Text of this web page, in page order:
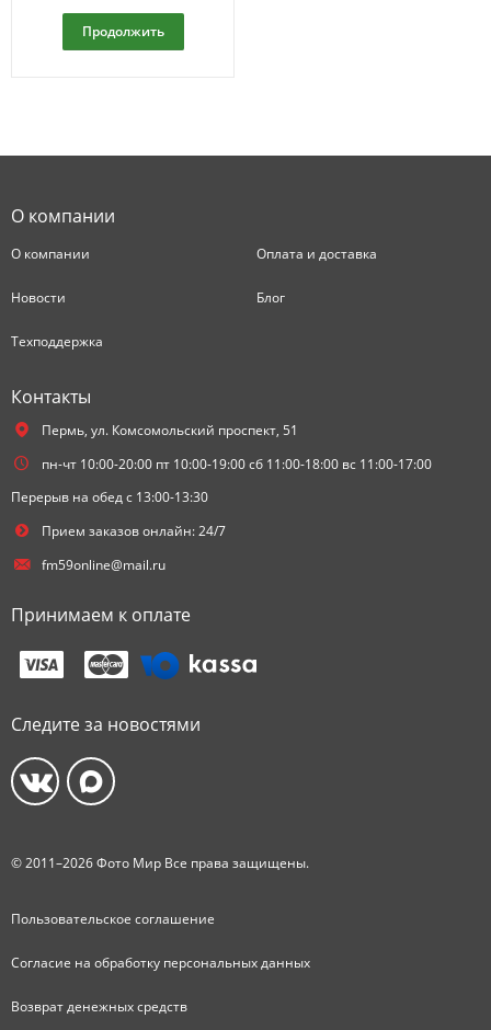
Продолжить
О компании
О компании Оплата и доставка
Новости Блог
Техподдержка
Контакты
Пермь, ул. Комсомольский проспект, 51
пн-чт 10:00-20:00 пт 10:00-19:00 сб 11:00-18:00 вс 11:00-17:00
Перерыв на обед с 13:00-13:30
Прием заказов онлайн: 24/7
fm59online@mail.ru
Принимаем к оплате
Следите за новостями
© 2011–2026 Фото Мир Все права защищены.
Пользовательское соглашение
Согласие на обработку персональных данных
Возврат денежных средств